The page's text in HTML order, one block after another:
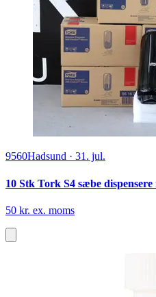
9560Hadsund · 31. jul.
10 Stk Tork S4 sæbe dispensere
50 kr. ex. moms